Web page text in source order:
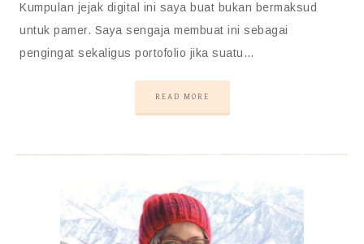
Kumpulan jejak digital ini saya buat bukan bermaksud
untuk pamer. Saya sengaja membuat ini sebagai
pengingat sekaligus portofolio jika suatu…
READ MORE